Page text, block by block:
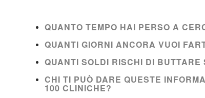
QUANTO TEMPO HAI PERSO A
QUANTI GIORNI ANCORA VUOI
QUANTI SOLDI RISCHI DI
CHI TI PUÒ DARE QUESTE
100 CLINICHE?